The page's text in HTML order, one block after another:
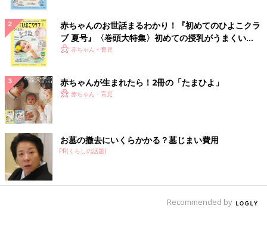
赤ちゃんのお世話まるわかり！『初めてのひよこクラ
ブ 夏号』〈巻頭大特集〉初めての授乳がうまくい
く！ おっぱい・ミルクの基本と夏のトラブル 解決テ
赤ちゃん・育児
赤ちゃんが生まれたら！2冊の「たまひよ」
赤ちゃん・育児
お墓の撤去にいくらかかる？墓じまい費用
PR(くらしの話題)
Recommended by